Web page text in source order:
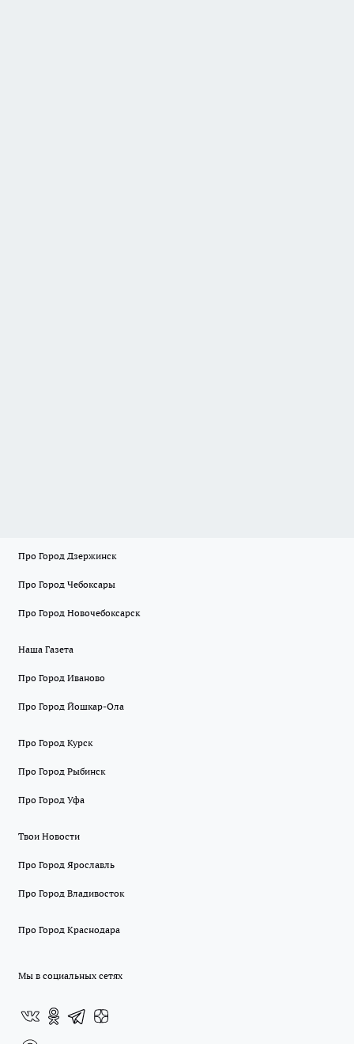
Про Город Дзержинск
Про Город Чебоксары
Про Город Новочебоксарск
Наша Газета
Про Город Иваново
Про Город Йошкар-Ола
Про Город Курск
Про Город Рыбинск
Про Город Уфа
Твои Новости
Про Город Ярославль
Про Город Владивосток
Про Город Краснодара
Мы в социальных сетях